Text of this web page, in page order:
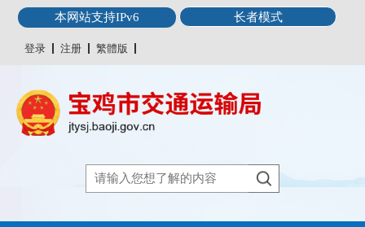
本网站支持IPv6 长者模式
登录 注册 繁體版